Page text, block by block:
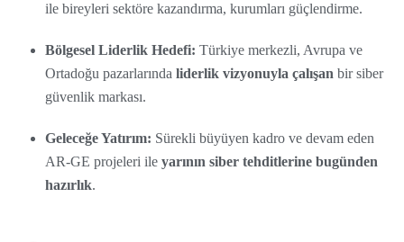
ile bireyleri sektöre kazandırma, kurumları güçlendirme.
Bölgesel Liderlik Hedefi: Türkiye merkezli, Avrupa ve
Ortadoğu pazarlarında liderlik vizyonuyla çalışan bir siber
güvenlik markası.
Geleceğe Yatırım: Sürekli büyüyen kadro ve devam eden
AR-GE projeleri ile yarının siber tehditlerine bugünden
hazırlık.